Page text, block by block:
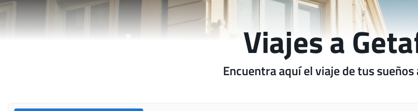
Viajes a
Encuentra aquí el viaje de tus sueños